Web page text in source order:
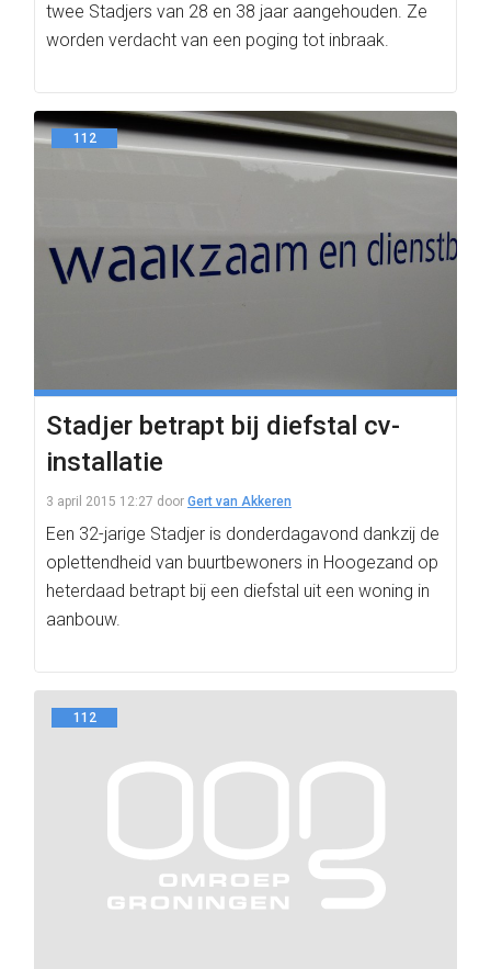
twee Stadjers van 28 en 38 jaar aangehouden. Ze
worden verdacht van een poging tot inbraak.
112
Stadjer betrapt bij diefstal cv-
installatie
3 april 2015 12:27 door Gert van Akkeren
Een 32-jarige Stadjer is donderdagavond dankzij de
oplettendheid van buurtbewoners in Hoogezand op
heterdaad betrapt bij een diefstal uit een woning in
aanbouw.
112